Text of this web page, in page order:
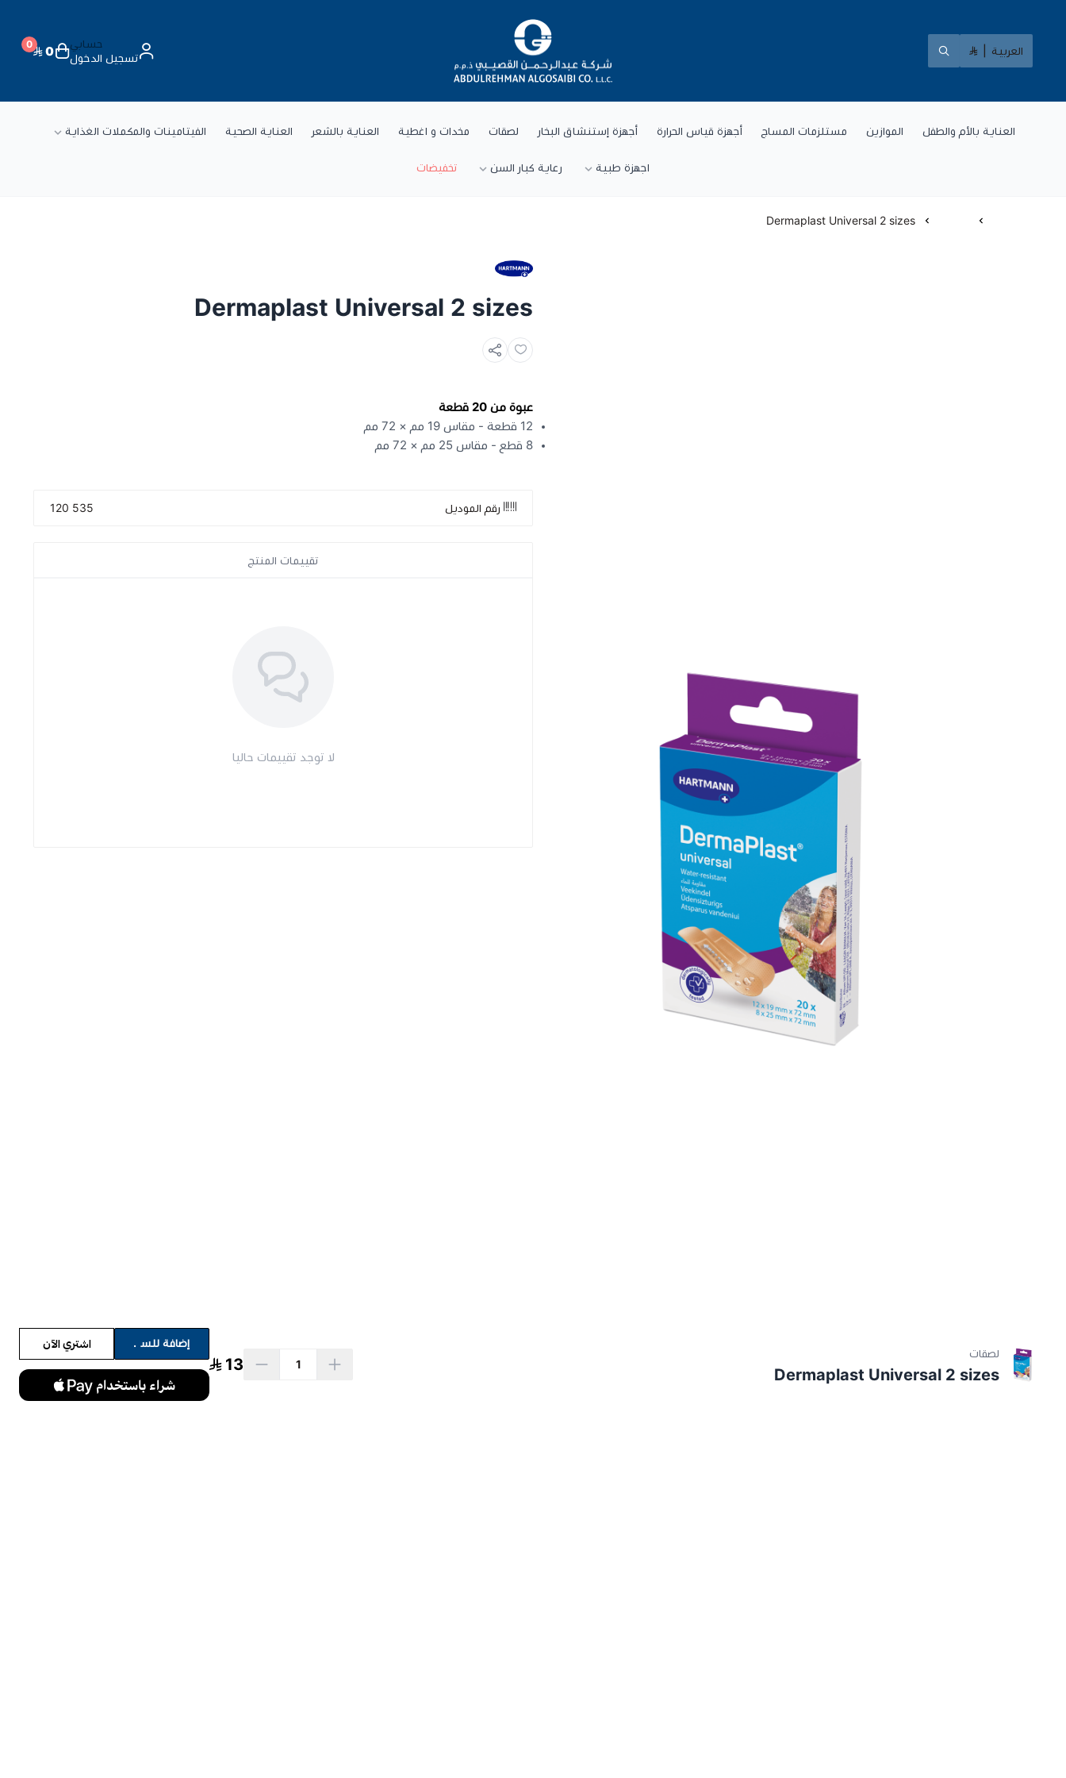
العربية
شركة عبد الرحمن القصيبي للتجارة العامة
حسابي
تسجيل الدخول
0
0
العناية بالأم والطفل الموازين مستلزمات المساج أجهزة قياس الحرارة أجهزة إستنشاق البخار لصقات مخدات و اغطية العناية بالشعر العناية الصحية الفيتامينات والمكملات الغذاية
اجهزة طبية رعاية كبار السن تخفيضات
Dermaplast Universal 2 sizes
Dermaplast Universal 2 sizes
عبوة من 20 قطعة
12 قطعة - مقاس 19 مم × 72 مم
8 قطع - مقاس 25 مم × 72 مم
رقم الموديل 535 120
لصقات
Dermaplast Universal 2 sizes
13
إضافة للسلة اشتري الآن
تقييمات المنتج
لا توجد تقييمات حاليا